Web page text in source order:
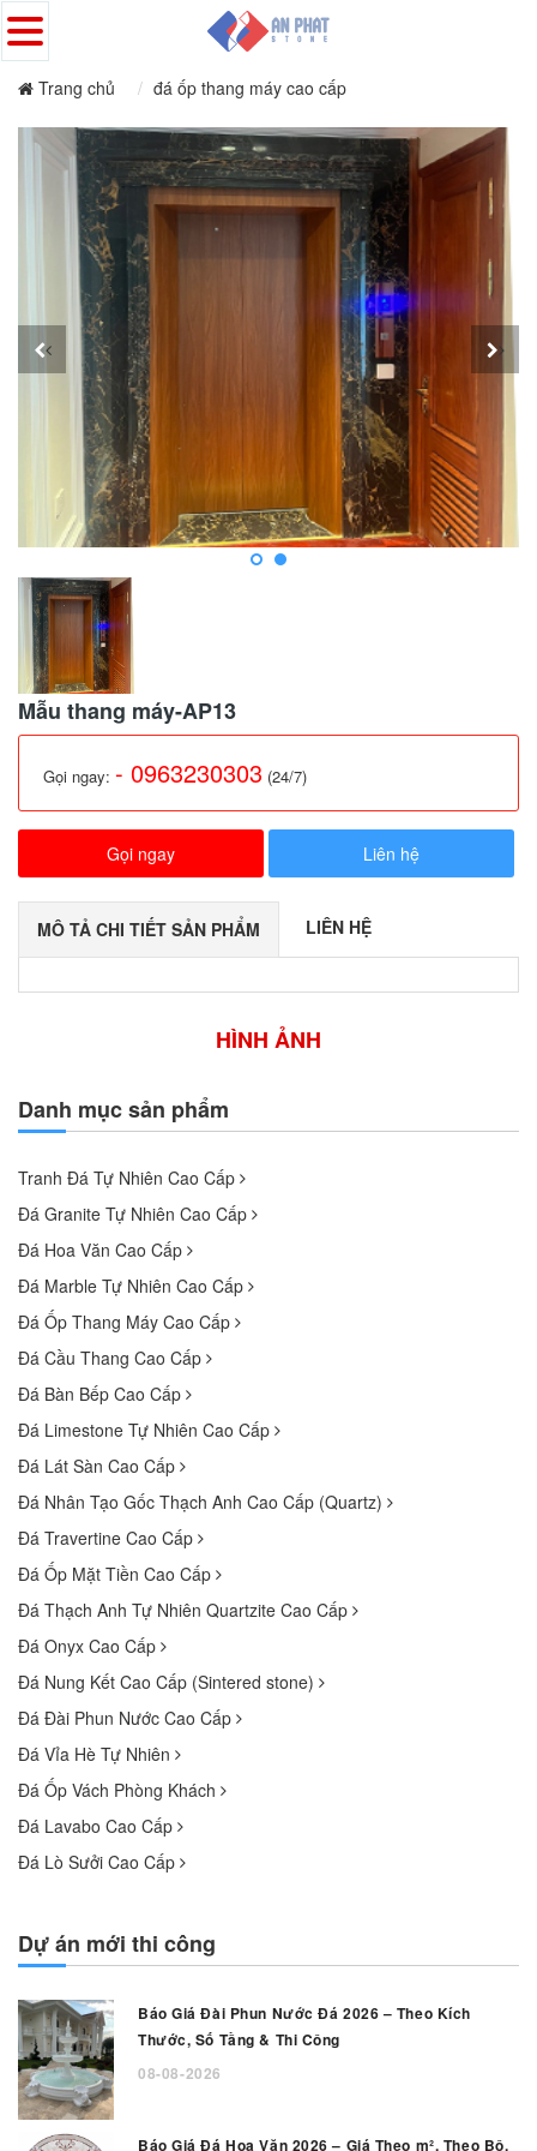
Trang chủ đá ốp thang máy cao cấp
Danh mục sản phẩm
Tranh Đá Tự Nhiên Cao Cấp
Đá Granite Tự Nhiên Cao Cấp
Đá Hoa Văn Cao Cấp
Đá Marble Tự Nhiên Cao Cấp
Đá Ốp Thang Máy Cao Cấp
Đá Cầu Thang Cao Cấp
Đá Bàn Bếp Cao Cấp
Đá Limestone Tự Nhiên Cao Cấp
Đá Lát Sàn Cao Cấp
Đá Nhân Tạo Gốc Thạch Anh Cao Cấp (Quartz)
Đá Travertine Cao Cấp
Đá Ốp Mặt Tiền Cao Cấp
Đá Thạch Anh Tự Nhiên Quartzite Cao Cấp
Đá Onyx Cao Cấp
Đá Nung Kết Cao Cấp (Sintered stone)
Đá Đài Phun Nước Cao Cấp
Đá Vỉa Hè Tự Nhiên
Đá Ốp Vách Phòng Khách
Đá Lavabo Cao Cấp
Đá Lò Sưởi Cao Cấp
Dự án mới thi công
Báo Giá Đài Phun Nước Đá 2026 – Theo Kích
Thước, Số Tầng & Thi Công
08-08-2026
Báo Giá Đá Hoa Văn 2026 – Giá Theo m², Theo Bộ,
Mẫu thang máy-AP13
Gọi ngay: - 0963230303 (24/7)
Gọi ngay Liên hệ
MÔ TẢ CHI TIẾT SẢN PHẨM LIÊN HỆ
HÌNH ẢNH